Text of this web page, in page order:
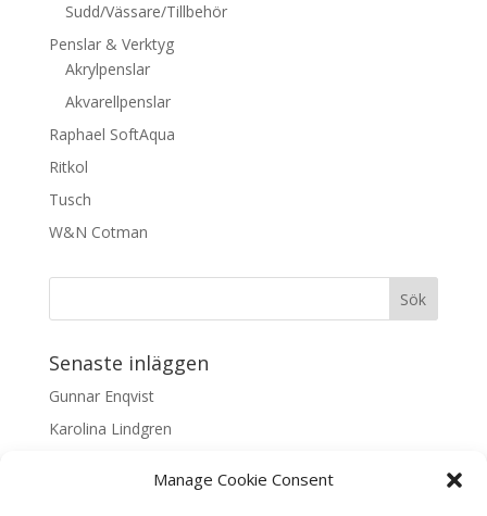
Manage Cookie Consent
Sudd/Vässare/Tillbehör
Penslar & Verktyg
Akrylpenslar
Akvarellpenslar
Raphael SoftAqua
Ritkol
Tusch
W&N Cotman
Senaste inläggen
Gunnar Enqvist
Karolina Lindgren